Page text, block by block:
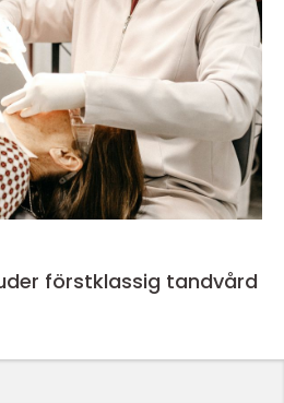
förstklassig tandvård